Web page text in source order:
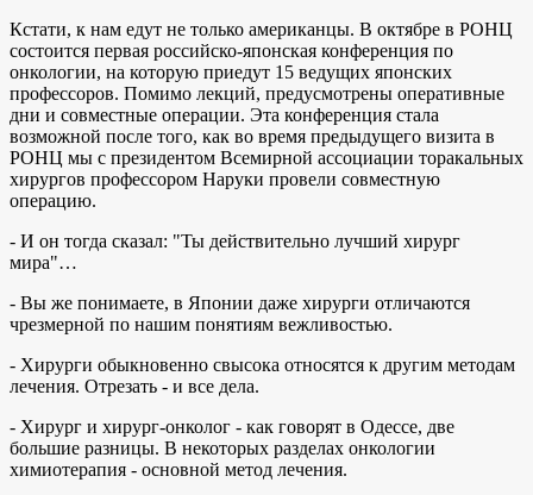
Кстати, к нам едут не только американцы. В октябре в РОНЦ
состоится первая российско-японская конференция по
онкологии, на которую приедут 15 ведущих японских
профессоров. Помимо лекций, предусмотрены оперативные
дни и совместные операции. Эта конференция стала
возможной после того, как во время предыдущего визита в
РОНЦ мы с президентом Всемирной ассоциации торакальных
хирургов профессором Наруки провели совместную
операцию.
- И он тогда сказал: "Ты действительно лучший хирург
мира"…
- Вы же понимаете, в Японии даже хирурги отличаются
чрезмерной по нашим понятиям вежливостью.
- Хирурги обыкновенно свысока относятся к другим методам
лечения. Отрезать - и все дела.
- Хирург и хирург-онколог - как говорят в Одессе, две
большие разницы. В некоторых разделах онкологии
химиотерапия - основной метод лечения.